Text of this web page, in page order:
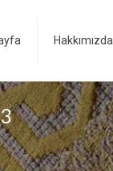
Hakkımızda